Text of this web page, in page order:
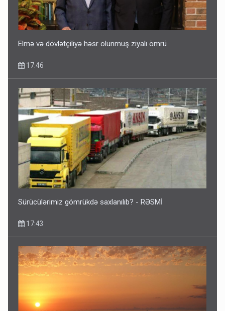
Elmə və dövlətçiliyə həsr olunmuş ziyalı ömrü
17:46
Sürücülərimiz gömrükdə saxlanılıb? - RƏSMİ
17:43